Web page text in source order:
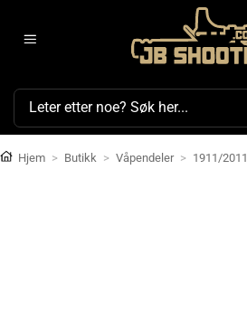
Søk
Hjem > Butikk > Våpendeler > 1911/2011